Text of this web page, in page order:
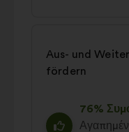
Aus- und
fördern
76%